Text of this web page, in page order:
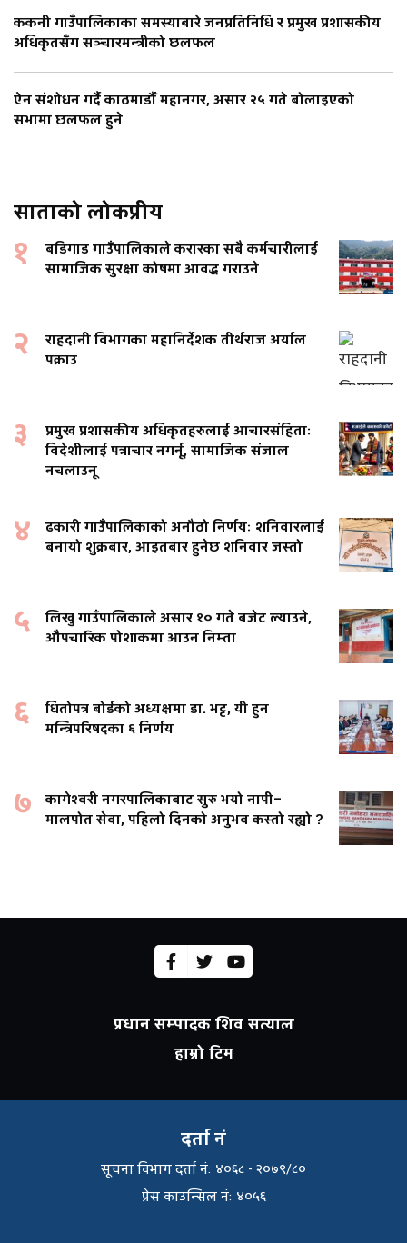
ककनी गाउँपालिकाका समस्याबारे जनप्रतिनिधि र प्रमुख प्रशासकीय
अधिकृतसँग सञ्चारमन्त्रीको छलफल
ऐन संशोधन गर्दै काठमाडौँ महानगर, असार २५ गते बोलाइएको
सभामा छलफल हुने
साताको लोकप्रीय
१
बडिगाड गाउँपालिकाले करारका सबै कर्मचारीलाई
सामाजिक सुरक्षा कोषमा आवद्ध गराउने
२
राहदानी विभागका महानिर्देशक तीर्थराज अर्याल
पक्राउ
३
प्रमुख प्रशासकीय अधिकृतहरुलाई आचारसंहिताः
विदेशीलाई पत्राचार नगर्नू, सामाजिक संजाल
नचलाउनू
४
ढकारी गाउँपालिकाको अनौठो निर्णयः शनिवारलाई
बनायो शुक्रबार, आइतबार हुनेछ शनिवार जस्तो
५
लिखु गाउँपालिकाले असार १० गते बजेट ल्याउने,
औपचारिक पोशाकमा आउन निम्ता
६
धितोपत्र बोर्डको अध्यक्षमा डा. भट्ट, यी हुन
मन्त्रिपरिषदका ६ निर्णय
७
कागेश्वरी नगरपालिकाबाट सुरु भयो नापी–
मालपोत सेवा, पहिलो दिनको अनुभव कस्तो रह्यो ?
प्रधान सम्पादक शिव सत्याल
हाम्रो टिम
दर्ता नं
सूचना विभाग दर्ता नंः ४०६८ - २०७९/८०
प्रेस काउन्सिल नंः ४०५६